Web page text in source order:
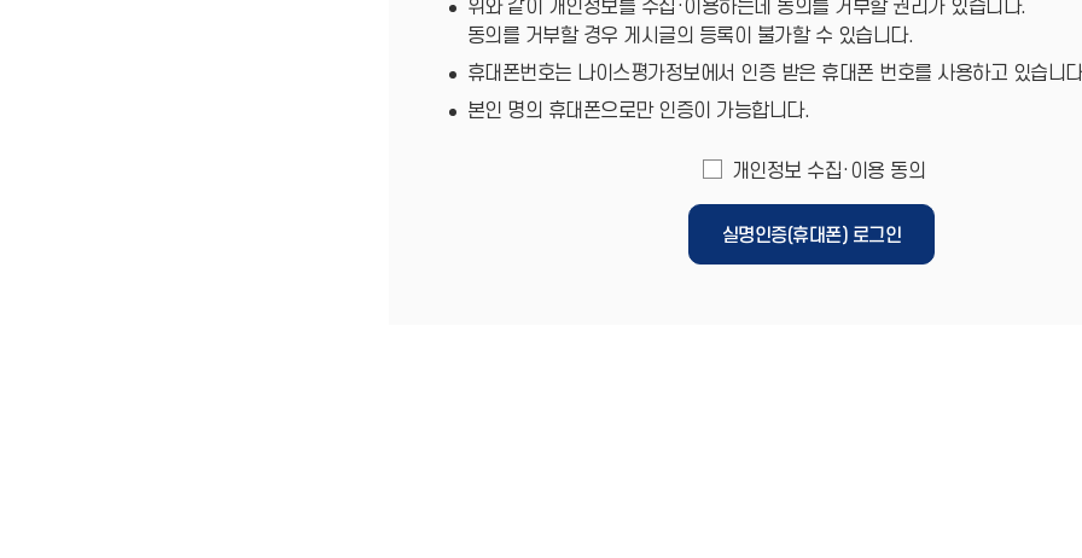
위와 같이 개인정보를 수집·이용하는데 동의를 거부할 권리가 있습니다.
동의를 거부할 경우 게시글의 등록이 불가할 수 있습니다.
휴대폰번호는 나이스평가정보에서 인증 받은 휴대폰 번호를 사용하고 있습니
본인 명의 휴대폰으로만 인증이 가능합니다.
개인정보 수집·이용 동의
실명인증(휴대폰) 로그인